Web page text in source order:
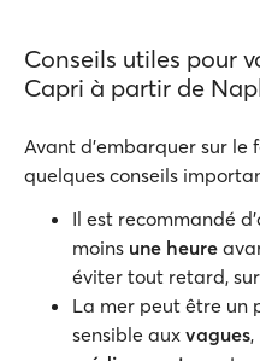
Conseils utiles pour
Capri à partir de
Avant d'embarquer sur le
quelques conseils
Il est recommandé
moins une heure
éviter tout retard,
La mer peut être un
sensible aux vagues,